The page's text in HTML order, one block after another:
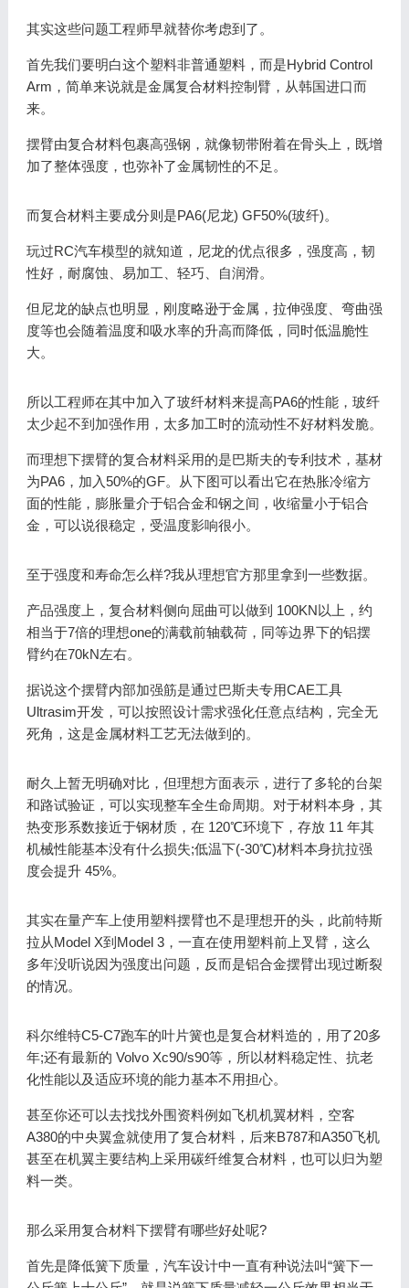
其实这些问题工程师早就替你考虑到了。
首先我们要明白这个塑料非普通塑料，而是Hybrid Control
Arm，简单来说就是金属复合材料控制臂，从韩国进口而
来。
摆臂由复合材料包裹高强钢，就像韧带附着在骨头上，既增
加了整体强度，也弥补了金属韧性的不足。
而复合材料主要成分则是PA6(尼龙) GF50%(玻纤)。
玩过RC汽车模型的就知道，尼龙的优点很多，强度高，韧
性好，耐腐蚀、易加工、轻巧、自润滑。
但尼龙的缺点也明显，刚度略逊于金属，拉伸强度、弯曲强
度等也会随着温度和吸水率的升高而降低，同时低温脆性
大。
所以工程师在其中加入了玻纤材料来提高PA6的性能，玻纤
太少起不到加强作用，太多加工时的流动性不好材料发脆。
而理想下摆臂的复合材料采用的是巴斯夫的专利技术，基材
为PA6，加入50%的GF。从下图可以看出它在热胀冷缩方
面的性能，膨胀量介于铝合金和钢之间，收缩量小于铝合
金，可以说很稳定，受温度影响很小。
至于强度和寿命怎么样?我从理想官方那里拿到一些数据。
产品强度上，复合材料侧向屈曲可以做到 100KN以上，约
相当于7倍的理想one的满载前轴载荷，同等边界下的铝摆
臂约在70kN左右。
据说这个摆臂内部加强筋是通过巴斯夫专用CAE工具
Ultrasim开发，可以按照设计需求强化任意点结构，完全无
死角，这是金属材料工艺无法做到的。
耐久上暂无明确对比，但理想方面表示，进行了多轮的台架
和路试验证，可以实现整车全生命周期。对于材料本身，其
热变形系数接近于钢材质，在 120℃环境下，存放 11 年其
机械性能基本没有什么损失;低温下(-30℃)材料本身抗拉强
度会提升 45%。
其实在量产车上使用塑料摆臂也不是理想开的头，此前特斯
拉从Model X到Model 3，一直在使用塑料前上叉臂，这么
多年没听说因为强度出问题，反而是铝合金摆臂出现过断裂
的情况。
科尔维特C5-C7跑车的叶片簧也是复合材料造的，用了20多
年;还有最新的 Volvo Xc90/s90等，所以材料稳定性、抗老
化性能以及适应环境的能力基本不用担心。
甚至你还可以去找找外围资料例如飞机机翼材料，空客
A380的中央翼盒就使用了复合材料，后来B787和A350飞机
甚至在机翼主要结构上采用碳纤维复合材料，也可以归为塑
料一类。
那么采用复合材料下摆臂有哪些好处呢?
首先是降低簧下质量，汽车设计中一直有种说法叫“簧下一